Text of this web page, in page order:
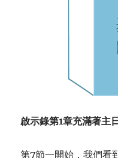
啟示錄第1章充滿著主
第7節一開始，我們看